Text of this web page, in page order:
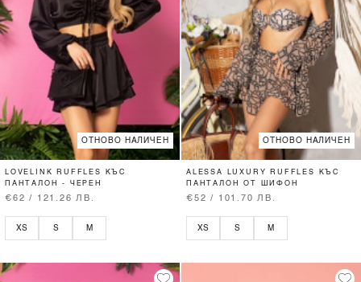
ОТНОВО НАЛИЧЕН
LOVELINK RUFFLES КЪС
ПАНТАЛОН - ЧЕРЕН
€62 / 121.26 ЛВ.
XS S M
ОТНОВО НАЛИЧЕН
ALESSA LUXURY RUFFLES КЪС
ПАНТАЛОН ОТ ШИФОН
€52 / 101.70 ЛВ.
XS S M